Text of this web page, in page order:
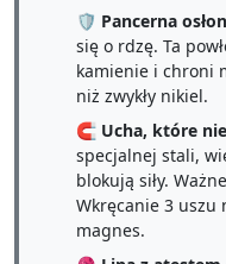
🛡️ Pancerna
się o rdzę. Ta
kamienie i chroni
niż zwykły nikiel.
🧲 Ucha, które
specjalnej stali,
blokują siły.
Wkręcanie 3 uszu
magnes.